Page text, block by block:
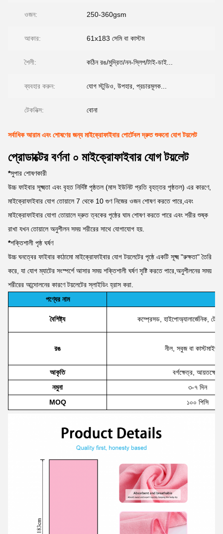
ওজন: 250-360gsm
আকার: 61x183 সেমি বা কাস্টম
শৈলী: কঠিন রঙ/মুদ্রিত/নন-স্লিপ/টাই-ডাই...
ব্যবহার করুন: যোগ স্টুডিও, উপহার, প্রচারমূলক...
টেকনিক্স: বোনা
সর্বাধিক আরাম এবং শোষণের জন্য মাইক্রোফাইবার পোর্টেবল দ্রুত শুকনো যোগ টয়লেট
প্রোডাক্টের বর্ণনা ০ মাইক্রোফাইবার যোগ টয়লেট
*সুপার শোষণকারী
উচ্চ ফাইবার সূক্ষ্মতা এবং বৃহত নির্দিষ্ট পৃষ্ঠতল (মাস ইউনিট প্রতি বৃহত্তর পৃষ্ঠতল) এর কারণে,
মাইক্রোফাইবার যোগ তোয়ালে 7 থেকে 10 গুণ নিজের ওজন শোষণ করতে পারে,এবং
মাইক্রোফাইবার যোগা তোয়ালে দ্রুত ত্বকের পৃষ্ঠের ঘাম শোষণ করতে পারে এবং শরীর শুষ্ক
রাখা যখন তোয়ালে অনুশীলন সময় শরীরের সাথে যোগাযোগ হয়.
*শক্তিশালী পৃষ্ঠ ঘর্ষণ
উচ্চ ঘনত্বের ফাইবার কাঠামো মাইক্রোফাইবার যোগ টয়লেটের পৃষ্ঠে একটি সূক্ষ্ম "রুক্ষতা" তৈরি
করে, যা যোগ ম্যাটের সংস্পর্শে আসার সময় শক্তিশালী ঘর্ষণ সৃষ্টি করতে পারে,অনুশীলনের সময়
শরীরের আন্দোলনের কারণে টয়লেটের স্লাইডিং হ্রাস করা.
পণ্যের নাম
বৈশিষ্ট্য কম্প্রেসড, হাইপোঅ্যালার্জেনিক,
রঙ নীল, সবুজ বা
আকৃতি
বর্গক্ষেত্র, আয়তক্ষেত্র
নমুনা
৩-৭ দিন
MOQ
১০০ পিসি